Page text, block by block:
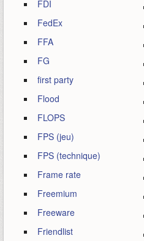
FDI
FedEx
FFA
FG
first party
Flood
FLOPS
FPS (jeu)
FPS (technique)
Frame rate
Freemium
Freeware
Friendlist